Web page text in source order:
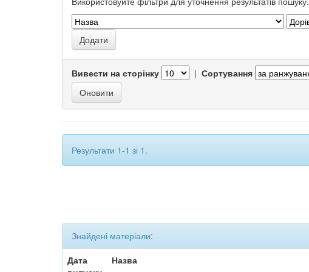
Вивести на сторінку | Сортування
Результати 1-1 зі 1.
Знайдені матеріали:
Дата
Назва